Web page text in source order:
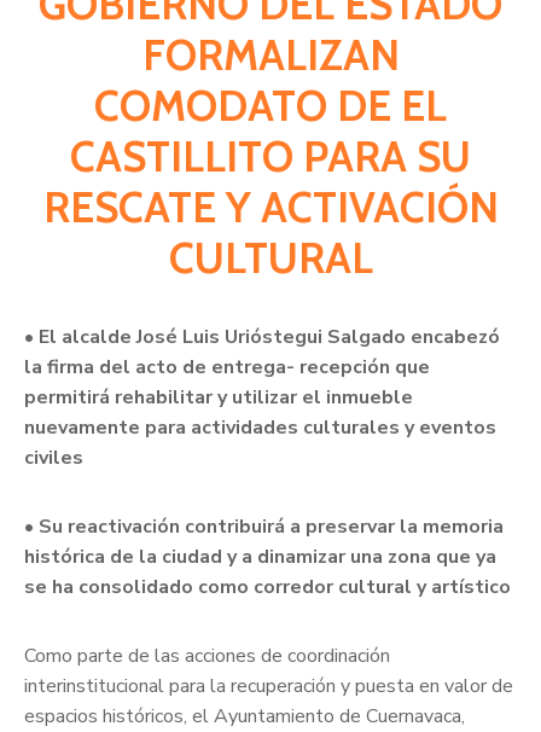
FORMALIZAN
COMODATO DE EL
CASTILLITO PARA SU
RESCATE Y ACTIVACIÓN
CULTURAL
• El alcalde José Luis Urióstegui Salgado encabezó
la firma del acto de entrega- recepción que
permitirá rehabilitar y utilizar el inmueble
nuevamente para actividades culturales y eventos
civiles
• Su reactivación contribuirá a preservar la memoria
histórica de la ciudad y a dinamizar una zona que ya
se ha consolidado como corredor cultural y artístico
Como parte de las acciones de coordinación
interinstitucional para la recuperación y puesta en valor de
espacios históricos, el Ayuntamiento de Cuernavaca,